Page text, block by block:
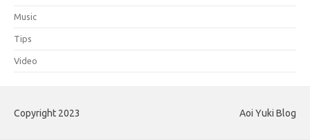
Music
Tips
Video
Copyright 2023 Aoi Yuki Blog